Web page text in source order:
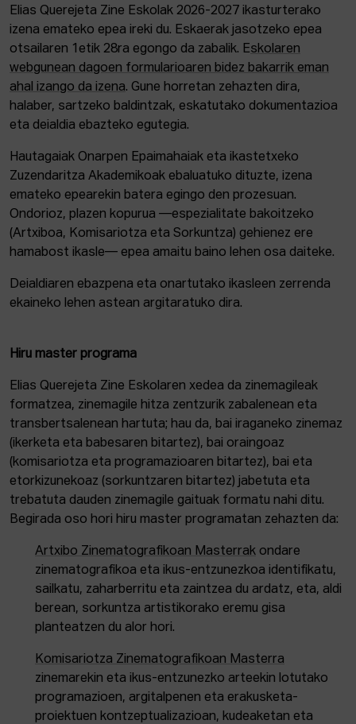
Elias Querejeta Zine Eskolak 2026-2027 ikasturterako
izena emateko epea ireki du. Eskaerak jasotzeko epea
otsailaren 1etik 28ra egongo da zabalik. Eskolaren
webgunean dagoen formularioaren bidez bakarrik eman
ahal izango da izena. Gune horretan zehazten dira,
halaber, sartzeko baldintzak, eskatutako dokumentazioa
eta deialdia ebazteko egutegia.
Hautagaiak Onarpen Epaimahaiak eta ikastetxeko
Zuzendaritza Akademikoak ebaluatuko dituzte, izena
emateko epearekin batera egingo den prozesuan.
Ondorioz, plazen kopurua —espezialitate bakoitzeko
(Artxiboa, Komisariotza eta Sorkuntza) gehienez ere
hamabost ikasle— epea amaitu baino lehen osa daiteke.
Deialdiaren ebazpena eta onartutako ikasleen zerrenda
ekaineko lehen astean argitaratuko dira.
Hiru master programa
Elias Querejeta Zine Eskolaren xedea da zinemagileak
formatzea, zinemagile hitza zentzurik zabalenean eta
transbertsalenean hartuta; hau da, bai iraganeko zinemaz
(ikerketa eta babesaren bitartez), bai oraingoaz
(komisariotza eta programazioaren bitartez), bai eta
etorkizunekoaz (sorkuntzaren bitartez) jabetuta eta
trebatuta dauden zinemagile gaituak formatu nahi ditu.
Begirada oso hori hiru master programatan zehazten da:
Artxibo Zinematografikoan Masterrak ondare
zinematografikoa eta ikus-entzunezkoa identifikatu,
sailkatu, zaharberritu eta zaintzea du ardatz, eta, aldi
berean, sorkuntza artistikorako eremu gisa
planteatzen du alor hori.
Komisariotza Zinematografikoan Masterra
zinemarekin eta ikus-entzunezko arteekin lotutako
programazioen, argitalpenen eta erakusketa-
proiektuen kontzeptualizazioan, kudeaketan eta